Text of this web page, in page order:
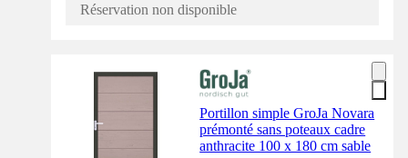
Réservation non disponible
Portillon simple GroJa Novara
prémonté sans poteaux cadre
anthracite 100 x 180 cm sable